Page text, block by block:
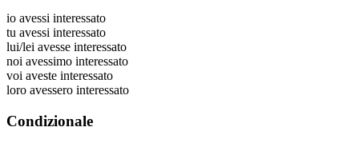
io avessi interessato
tu avessi interessato
lui/lei avesse interessato
noi avessimo interessato
voi aveste interessato
loro avessero interessato
Condizionale